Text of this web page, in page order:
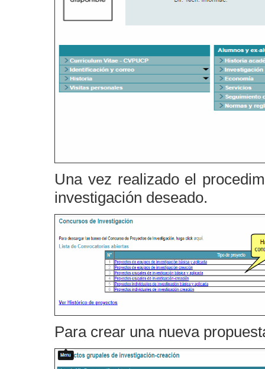
Una vez realizado el
investigación deseado.
Para crear una nueva